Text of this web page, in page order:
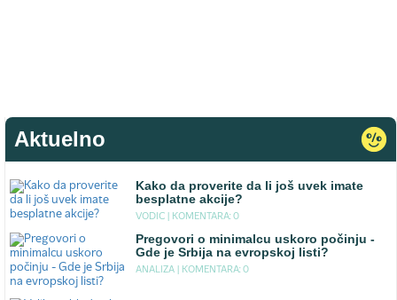
Aktuelno
Kako da proverite da li još uvek imate
besplatne akcije?
VODIC | KOMENTARA: 0
Pregovori o minimalcu uskoro počinju -
Gde je Srbija na evropskoj listi?
ANALIZA | KOMENTARA: 0